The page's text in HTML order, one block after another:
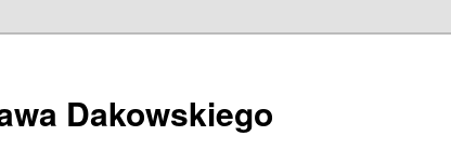
Dakowskiego